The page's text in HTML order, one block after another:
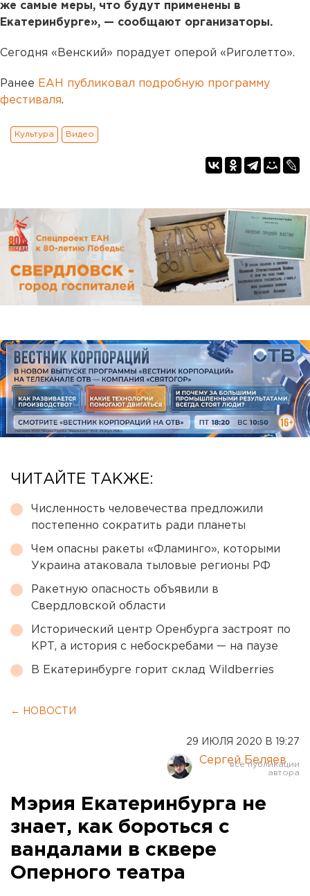
же самые меры, что будут применены в
Екатеринбурге», — сообщают организаторы.
Сегодня «Венский» порадует оперой «Риголетто».
Ранее ЕАН публиковал подробную программу
фестиваля.
Культура Видео
ЧИТАЙТЕ ТАКЖЕ:
Численность человечества предложили
постепенно сократить ради планеты
Чем опасны ракеты «Фламинго», которыми
Украина атаковала тыловые регионы РФ
Ракетную опасность объявили в
Свердловской области
Исторический центр Оренбурга застроят по
КРТ, а история с небоскребами — на паузе
В Екатеринбурге горит склад Wildberries
← НОВОСТИ
29 ИЮЛЯ 2020 В 19:27
Сергей Беляев
Мэрия Екатеринбурга не
знает, как бороться с
вандалами в сквере
Оперного театра